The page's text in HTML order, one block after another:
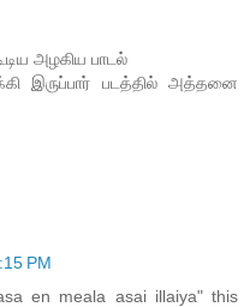
அழகிய பாடல்
இருப்பார் படத்தில் அத்தனை
PM
en meala asai illaiya" this